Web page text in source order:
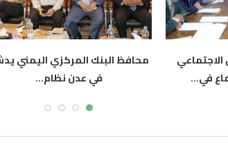
في...
محافظ البنك المركزي اليمني
في عدن نظام...
أغسطس 5, 2026